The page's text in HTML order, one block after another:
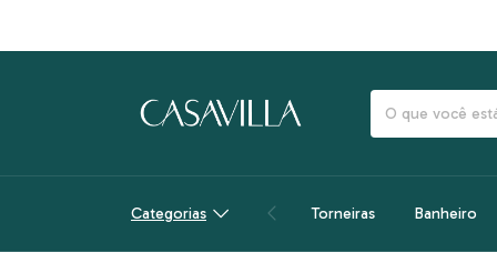
Categorias Torneiras Banheiro